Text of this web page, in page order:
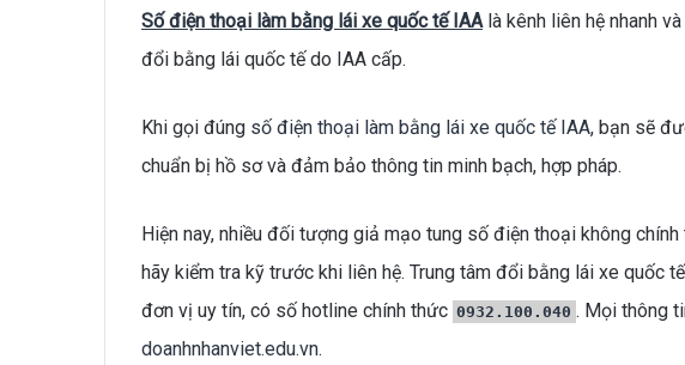
Số điện thoại làm bằng lái xe quốc tế IAAlà kênh liên hệ nhanh
đổi bằng lái quốc tế do IAA cấp.
Khi gọi đúng số điện thoại làm bằng lái xe quốc tế IAA, bạn sẽ
chuẩn bị hồ sơ và đảm bảo thông tin minh bạch, hợp pháp.
Hiện nay, nhiều đối tượng giả mạo tung số điện thoại không
hãy kiểm tra kỹ trước khi liên hệ. Trung tâm đổi bằng lái xe quốc tế
đơn vị uy tín, có số hotline chính thức 0932.100.040 . Mọi thông
doanhnhanviet.edu.vn.